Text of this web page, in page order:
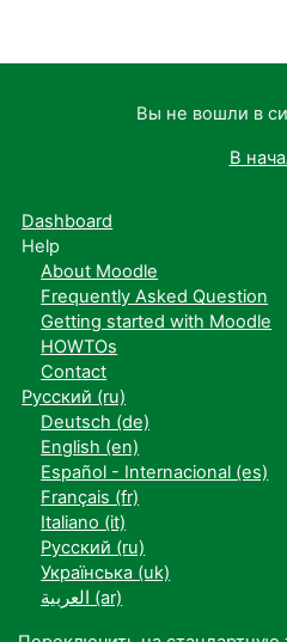
Вы не вошли в
В
Dashboard
Help
About Moodle
Frequently Asked Question
Getting started with Moodle
HOWTOs
Contact
Русский ‎(ru)‎
Deutsch ‎(de)‎
English ‎(en)‎
Español - Internacional ‎(es)‎
Français ‎(fr)‎
Italiano ‎(it)‎
Русский ‎(ru)‎
Українська ‎(uk)‎
العربية ‎(ar)‎